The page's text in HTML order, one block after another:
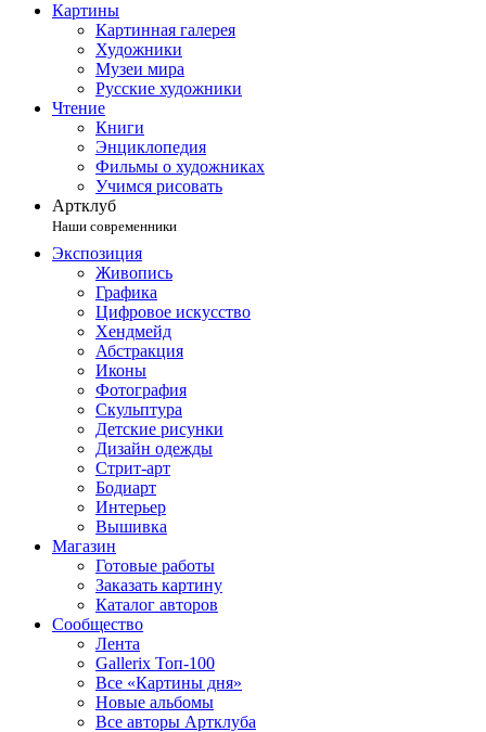
Картины
Картинная галерея
Художники
Музеи мира
Русские художники
Чтение
Книги
Энциклопедия
Фильмы о художниках
Учимся рисовать
Артклуб
Наши современники
Экспозиция
Живопись
Графика
Цифровое искусство
Хендмейд
Абстракция
Иконы
Фотография
Скульптура
Детские рисунки
Дизайн одежды
Стрит-арт
Бодиарт
Интерьер
Вышивка
Магазин
Готовые работы
Заказать картину
Каталог авторов
Сообщество
Лента
Gallerix Топ-100
Все «Картины дня»
Новые альбомы
Все авторы Артклуба